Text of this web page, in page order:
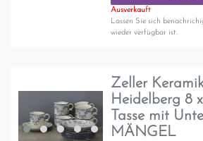
Ausverkauft
Lassen Sie sich
wieder verfügbar ist.
Zeller
Heidelberg 8
Tasse mit
MÄNGEL